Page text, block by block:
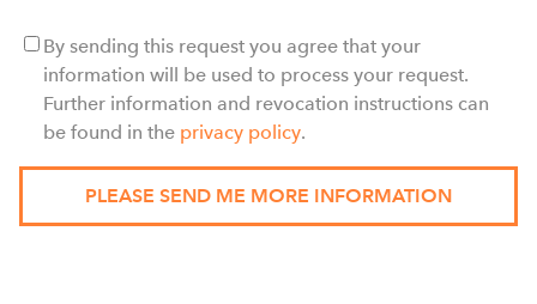
By sending this request you agree that your
information will be used to process your request.
Further information and revocation instructions can
be found in the privacy policy.